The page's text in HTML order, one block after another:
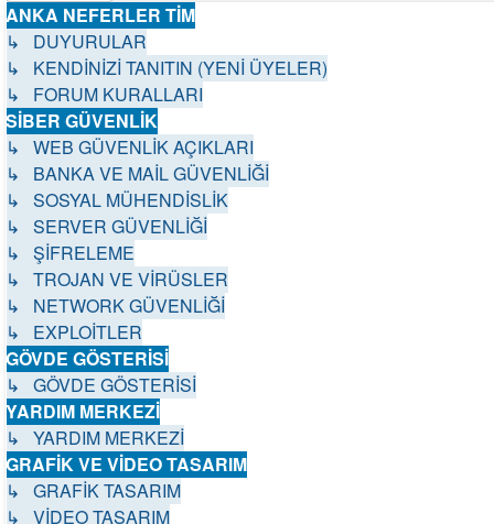
ANKA NEFERLER TİM
↳ DUYURULAR
↳ KENDİNİZİ TANITIN (YENİ ÜYELER)
↳ FORUM KURALLARI
SİBER GÜVENLİK
↳ WEB GÜVENLİK AÇIKLARI
↳ BANKA VE MAİL GÜVENLİĞİ
↳ SOSYAL MÜHENDİSLİK
↳ SERVER GÜVENLİĞİ
↳ ŞİFRELEME
↳ TROJAN VE VİRÜSLER
↳ NETWORK GÜVENLİĞİ
↳ EXPLOİTLER
GÖVDE GÖSTERİSİ
↳ GÖVDE GÖSTERİSİ
YARDIM MERKEZİ
↳ YARDIM MERKEZİ
GRAFİK VE VİDEO TASARIM
↳ GRAFİK TASARIM
↳ VİDEO TASARIM